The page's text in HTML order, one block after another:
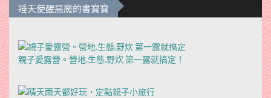
睡天使醒惡魔的書寶寶
親子愛露營。營地.生態.野炊 第一露就搞定！